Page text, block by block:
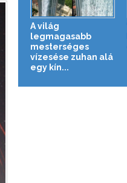
A világ
legmagasabb
mesterséges
vízesése zuhan alá
egy kín...